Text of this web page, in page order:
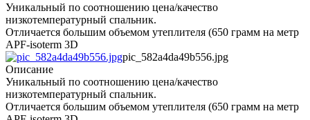
Уникальный по соотношению цена/качество
низкотемпературный спальник.
Отличается большим объемом утеплителя (650 грамм на метр
APF-isoterm 3D
pic_582a4da49b556.jpg
Описание
Уникальный по соотношению цена/качество
низкотемпературный спальник.
Отличается большим объемом утеплителя (650 грамм на метр